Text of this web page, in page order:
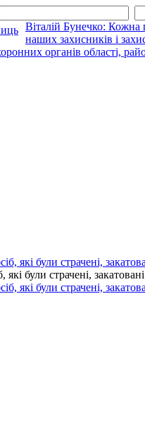
Віталій Бунечко: Кожна
наших захисників і
органів області,
були страчені,